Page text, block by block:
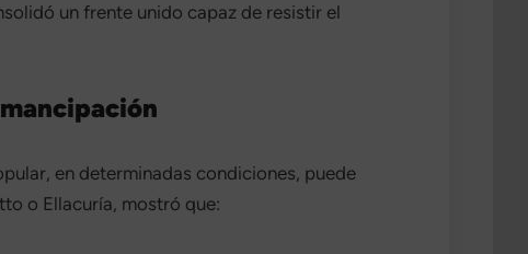
un frente unido capaz de resistir el
en determinadas condiciones, puede
o Ellacuría, mostró que: